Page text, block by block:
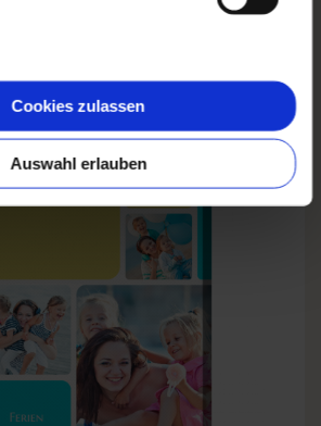
Cookies zulassen
Auswahl erlauben
MR & MRS